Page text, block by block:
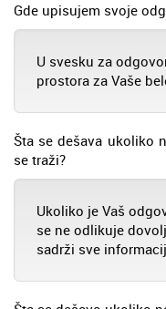
Gde upisujem svoje
U svesku za
prostora za Vaše
Šta se dešava ukoliko
se traži?
Ukoliko je Vaš
se ne odlikuje
sadrži sve